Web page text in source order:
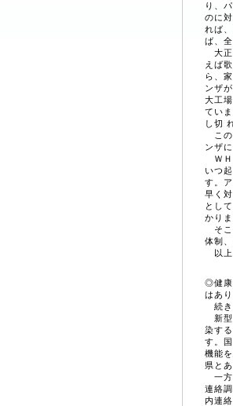
り、
のに
れば
ば、
大正
えば
ら、
ンザ
大工
てい
し切
この
ンザ
ＷＨ
いつ
す。
早く
とし
かり
そこ
体制
以上
◎健康
はあ
続き
新型
染す
す。
機能
県と
一方
連絡
内連